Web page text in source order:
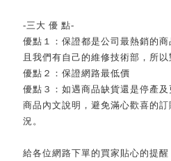
-三大 優 點-
優點１：保證都是公司最熱銷的
且我們有自己的維修技術部，所以
優點２：保證網路最低價
優點３：如遇商品缺貨還是停產
商品內文說明，避免滿心歡喜的
況。
給各位網路下單的買家貼心的提